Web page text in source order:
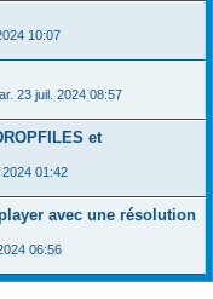
10:07
23 juil. 2024 08:57
et
2024 01:42
avec une résolution
06:56